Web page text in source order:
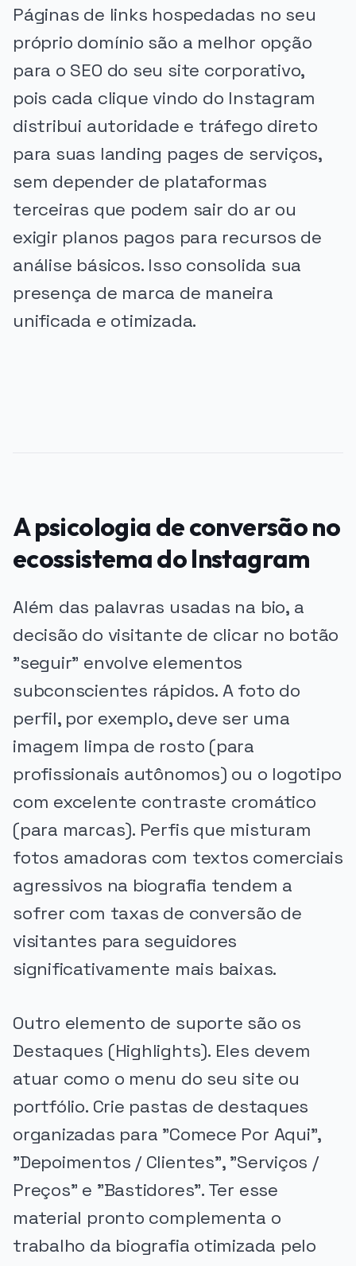
Páginas de links hospedadas no seu
próprio domínio são a melhor opção
para o SEO do seu site corporativo,
pois cada clique vindo do Instagram
distribui autoridade e tráfego direto
para suas landing pages de serviços,
sem depender de plataformas
terceiras que podem sair do ar ou
exigir planos pagos para recursos de
análise básicos. Isso consolida sua
presença de marca de maneira
unificada e otimizada.
A psicologia de conversão no
ecossistema do Instagram
Além das palavras usadas na bio, a
decisão do visitante de clicar no botão
"seguir" envolve elementos
subconscientes rápidos. A foto do
perfil, por exemplo, deve ser uma
imagem limpa de rosto (para
profissionais autônomos) ou o logotipo
com excelente contraste cromático
(para marcas). Perfis que misturam
fotos amadoras com textos comerciais
agressivos na biografia tendem a
sofrer com taxas de conversão de
visitantes para seguidores
significativamente mais baixas.
Outro elemento de suporte são os
Destaques (Highlights). Eles devem
atuar como o menu do seu site ou
portfólio. Crie pastas de destaques
organizadas para "Comece Por Aqui",
"Depoimentos / Clientes", "Serviços /
Preços" e "Bastidores". Ter esse
material pronto complementa o
trabalho da biografia otimizada pelo